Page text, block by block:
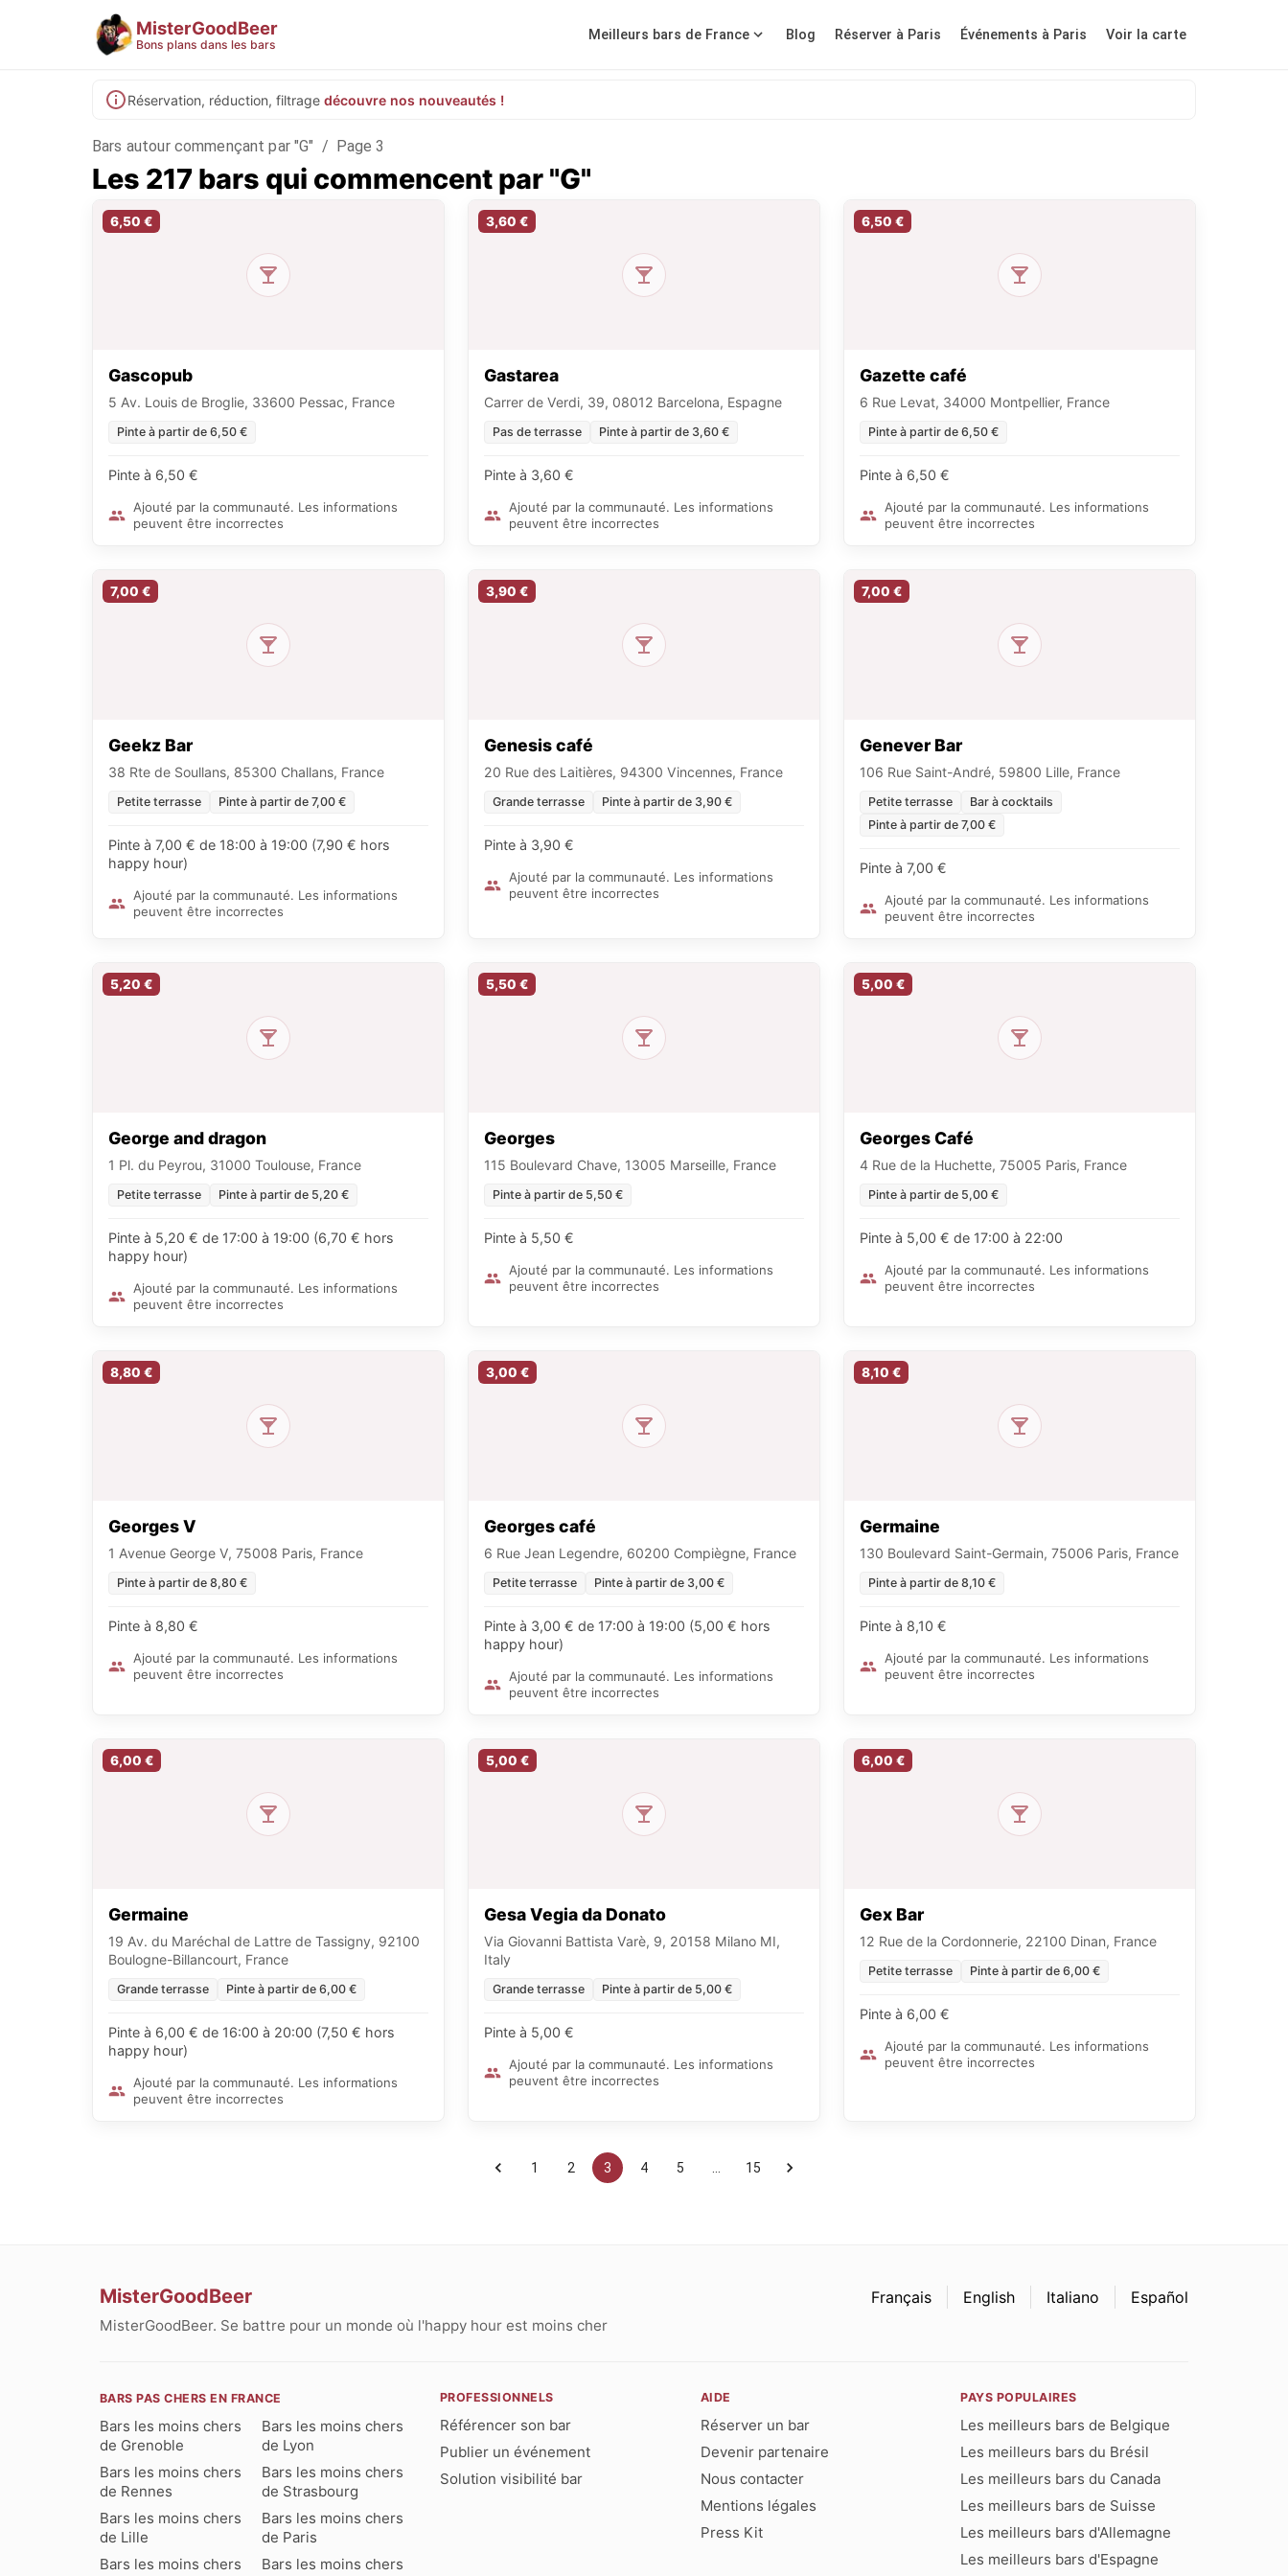
MisterGoodBeer
Bons plans dans les bars
Meilleurs bars de France Blog Réserver à Paris Événements à Paris Voir la carte
Réservation, réduction, filtrage découvre nos nouveautés !
Bars autour commençant par "G" / Page 3
Les 217 bars qui commencent par "G"
6,50 €
Gascopub
5 Av. Louis de Broglie, 33600 Pessac, France
Pinte à partir de 6,50 €
Pinte à 6,50 €
Ajouté par la communauté. Les informations
peuvent être incorrectes
3,60 €
Gastarea
Carrer de Verdi, 39, 08012 Barcelona, Espagne
Pas de terrasse Pinte à partir de 3,60 €
Pinte à 3,60 €
Ajouté par la communauté. Les informations
peuvent être incorrectes
6,50 €
Gazette café
6 Rue Levat, 34000 Montpellier, France
Pinte à partir de 6,50 €
Pinte à 6,50 €
Ajouté par la communauté. Les informations
peuvent être incorrectes
7,00 €
Geekz Bar
38 Rte de Soullans, 85300 Challans, France
Petite terrasse Pinte à partir de 7,00 €
Pinte à 7,00 € de 18:00 à 19:00 (7,90 € hors
happy hour)
Ajouté par la communauté. Les informations
peuvent être incorrectes
3,90 €
Genesis café
20 Rue des Laitières, 94300 Vincennes, France
Grande terrasse Pinte à partir de 3,90 €
Pinte à 3,90 €
Ajouté par la communauté. Les informations
peuvent être incorrectes
7,00 €
Genever Bar
106 Rue Saint-André, 59800 Lille, France
Petite terrasse
Bar à cocktails
Pinte à partir de 7,00 €
Pinte à 7,00 €
Ajouté par la communauté. Les informations
peuvent être incorrectes
5,20 €
George and dragon
1 Pl. du Peyrou, 31000 Toulouse, France
Petite terrasse Pinte à partir de 5,20 €
Pinte à 5,20 € de 17:00 à 19:00 (6,70 € hors
happy hour)
Ajouté par la communauté. Les informations
peuvent être incorrectes
5,50 €
Georges
115 Boulevard Chave, 13005 Marseille, France
Pinte à partir de 5,50 €
Pinte à 5,50 €
Ajouté par la communauté. Les informations
peuvent être incorrectes
5,00 €
Georges Café
4 Rue de la Huchette, 75005 Paris, France
Pinte à partir de 5,00 €
Pinte à 5,00 € de 17:00 à 22:00
Ajouté par la communauté. Les informations
peuvent être incorrectes
8,80 €
Georges V
1 Avenue George V, 75008 Paris, France
Pinte à partir de 8,80 €
Pinte à 8,80 €
Ajouté par la communauté. Les informations
peuvent être incorrectes
3,00 €
Georges café
6 Rue Jean Legendre, 60200 Compiègne, France
Petite terrasse Pinte à partir de 3,00 €
Pinte à 3,00 € de 17:00 à 19:00 (5,00 € hors
happy hour)
Ajouté par la communauté. Les informations
peuvent être incorrectes
8,10 €
Germaine
130 Boulevard Saint-Germain, 75006 Paris, France
Pinte à partir de 8,10 €
Pinte à 8,10 €
Ajouté par la communauté. Les informations
peuvent être incorrectes
6,00 €
Germaine
19 Av. du Maréchal de Lattre de Tassigny, 92100
Boulogne-Billancourt, France
Grande terrasse Pinte à partir de 6,00 €
Pinte à 6,00 € de 16:00 à 20:00 (7,50 € hors
happy hour)
Ajouté par la communauté. Les informations
peuvent être incorrectes
5,00 €
Gesa Vegia da Donato
Via Giovanni Battista Varè, 9, 20158 Milano MI,
Italy
Grande terrasse Pinte à partir de 5,00 €
Pinte à 5,00 €
Ajouté par la communauté. Les informations
peuvent être incorrectes
6,00 €
Gex Bar
12 Rue de la Cordonnerie, 22100 Dinan, France
Petite terrasse Pinte à partir de 6,00 €
Pinte à 6,00 €
Ajouté par la communauté. Les informations
peuvent être incorrectes
1 2 3 4 5 15
MisterGoodBeer
MisterGoodBeer. Se battre pour un monde où l'happy hour est moins cher
Français English Italiano Español
BARS PAS CHERS EN FRANCE
Bars les moins chers
de Grenoble
Bars les moins chers
de Lyon
Bars les moins chers
de Rennes
Bars les moins chers
de Strasbourg
Bars les moins chers
de Lille
Bars les moins chers
de Paris
Bars les moins chers
Bars les moins chers
PROFESSIONNELS
Référencer son bar
Publier un événement
Solution visibilité bar
AIDE
Réserver un bar
Devenir partenaire
Nous contacter
Mentions légales
Press Kit
PAYS POPULAIRES
Les meilleurs bars de Belgique
Les meilleurs bars du Brésil
Les meilleurs bars du Canada
Les meilleurs bars de Suisse
Les meilleurs bars d'Allemagne
Les meilleurs bars d'Espagne